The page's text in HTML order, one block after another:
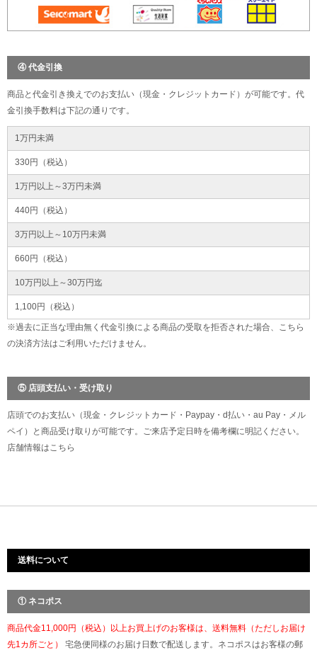
④ 代金引換
商品と代金引き換えでのお支払い（現金・クレジットカード）が可能です。代
金引換手数料は下記の通りです。
1万円未満
330円（税込）
1万円以上～3万円未満
440円（税込）
3万円以上～10万円未満
660円（税込）
10万円以上～30万円迄
1,100円（税込）
※過去に正当な理由無く代金引換による商品の受取を拒否された場合、こちら
の決済方法はご利用いただけません。
⑤ 店頭支払い・受け取り
店頭でのお支払い（現金・クレジットカード・Paypay・d払い・au Pay・メル
ペイ）と商品受け取りが可能です。ご来店予定日時を備考欄に明記ください。
店舗情報はこちら
送料について
① ネコポス
商品代金11,000円（税込）以上お買上げのお客様は、送料無料（ただしお届け
先1カ所ごと） 宅急便同様のお届け日数で配送します。ネコポスはお客様の郵